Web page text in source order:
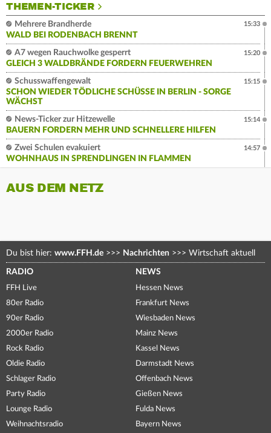
THEMEN-TICKER
Mehrere Brandherde
WALD BEI RODENBACH BRENNT
15:33
A7 wegen Rauchwolke gesperrt
GLEICH 3 WALDBRÄNDE FORDERN FEUERWEHREN
15:20
Schusswaffengewalt
SCHON WIEDER TÖDLICHE SCHÜSSE IN BERLIN - SORGE
WÄCHST
15:15
News-Ticker zur Hitzewelle
BAUERN FORDERN MEHR UND SCHNELLERE HILFEN
15:14
Zwei Schulen evakuiert
WOHNHAUS IN SPRENDLINGEN IN FLAMMEN
14:57
AUS DEM NETZ
Du bist hier: www.FFH.de >>> Nachrichten >>> Wirtschaft aktuell
RADIO
FFH Live
80er Radio
90er Radio
2000er Radio
Rock Radio
Oldie Radio
Schlager Radio
Party Radio
Lounge Radio
Weihnachtsradio
NEWS
Hessen News
Frankfurt News
Wiesbaden News
Mainz News
Kassel News
Darmstadt News
Offenbach News
Gießen News
Fulda News
Bayern News